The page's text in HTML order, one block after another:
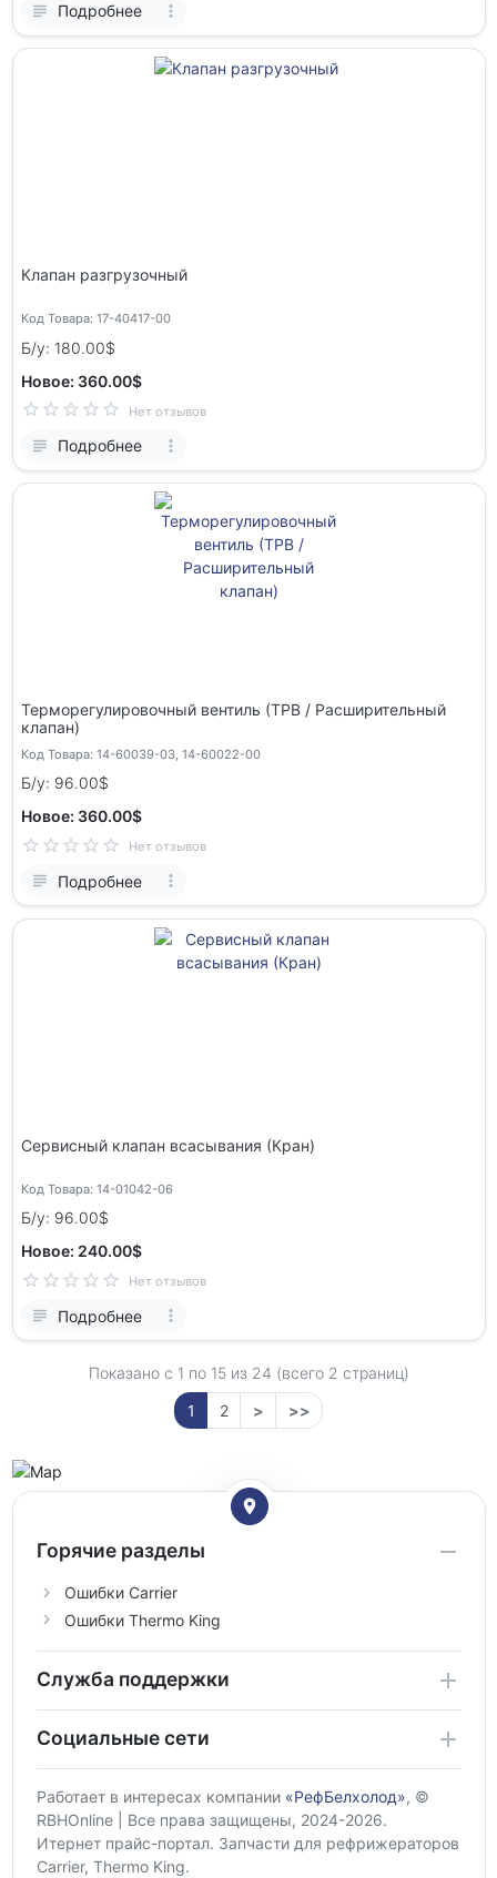
Подробнее
Клапан разгрузочный
Код Товара: 17-40417-00
Б/у: 180.00$
Новое: 360.00$
Нет отзывов
Подробнее
Терморегулировочный вентиль (ТРВ / Расширительный
клапан)
Код Товара: 14-60039-03, 14-60022-00
Б/у: 96.00$
Новое: 360.00$
Нет отзывов
Подробнее
Сервисный клапан всасывания (Кран)
Код Товара: 14-01042-06
Б/у: 96.00$
Новое: 240.00$
Нет отзывов
Подробнее
Показано с 1 по 15из 24 (всего 2 страниц)
1
2 > >>
Горячие разделы
Ошибки Carrier
Ошибки Thermo King
Служба поддержки
Социальные сети
Работает в интересах компании «РефБелхолод», ©
RBHOnline | Все права защищены, 2024-2026.
Итернет прайс-портал. Запчасти для рефрижераторов
Carrier, Thermo King.